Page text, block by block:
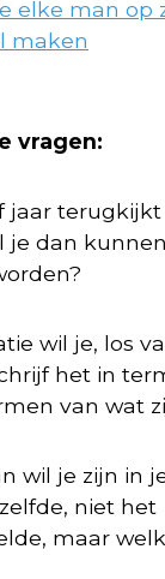
elke man op
maken
vragen:
jaar terugkijkt
je dan
wil je, los
het in
van wat
wil je zijn in
niet het
maar